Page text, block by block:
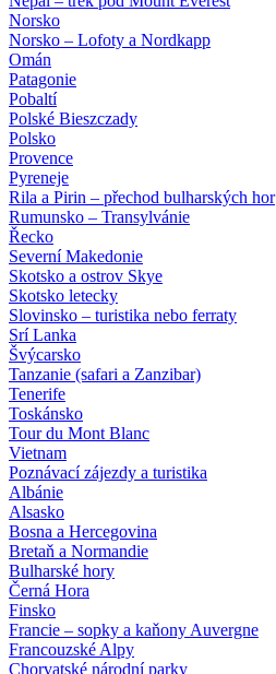
Norsko
Norsko – Lofoty a Nordkapp
Omán
Patagonie
Pobaltí
Polské Bieszczady
Polsko
Provence
Pyreneje
Rila a Pirin – přechod bulharských hor
Rumunsko – Transylvánie
Řecko
Severní Makedonie
Skotsko a ostrov Skye
Skotsko letecky
Slovinsko – turistika nebo ferraty
Srí Lanka
Švýcarsko
Tanzanie (safari a Zanzibar)
Tenerife
Toskánsko
Tour du Mont Blanc
Vietnam
Poznávací zájezdy a turistika
Albánie
Alsasko
Bosna a Hercegovina
Bretaň a Normandie
Bulharské hory
Černá Hora
Finsko
Francie – sopky a kaňony Auvergne
Francouzské Alpy
Chorvatské národní parky